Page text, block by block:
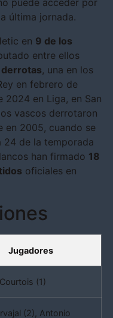
puede acceder por
última jornada.
en 9 de los
entre ellos
derrotas, una en los
en febrero de
en Liga, en San
vascos derrotaron
en 2005, cuando se
24 de la temporada
han firmado 18
oficiales en
Jugadores
(1)
(2), Antonio